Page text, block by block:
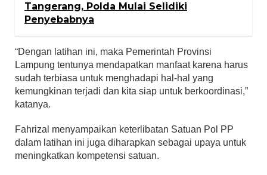
Tangerang, Polda Mulai Selidiki
Penyebabnya
“Dengan latihan ini, maka Pemerintah Provinsi
Lampung tentunya mendapatkan manfaat karena harus
sudah terbiasa untuk menghadapi hal-hal yang
kemungkinan terjadi dan kita siap untuk berkoordinasi,”
katanya.
Fahrizal menyampaikan keterlibatan Satuan Pol PP
dalam latihan ini juga diharapkan sebagai upaya untuk
meningkatkan kompetensi satuan.